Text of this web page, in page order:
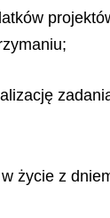
życie z